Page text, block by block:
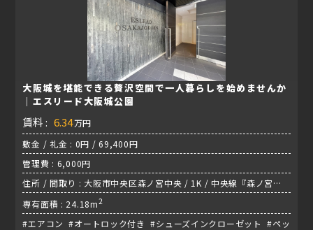
大阪城を堪能できる贅沢空間で一人暮らしを始めませんか
｜エスリード大阪城公園
賃料 : 6.34万円
敷金 / 礼金 : 0円 / 69,400円
管理費 : 6,000円
住所 / 間取り : 大阪市中央区森ノ宮中央 / 1K / 中央線『森ノ宮
駅』
専有面積 : 24.18m2
#エアコン #オートロック付き #シューズインクローゼット #ペッ